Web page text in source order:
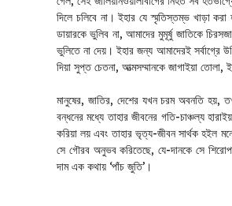
দিলে চলিবে না। ইহার যে স্মৃতিস্তম্ভ খাড়া
ডায়ারকে ভুলিব না, আমাদের মুমূর্ষু জাতিকে
ভুলিতে না দেয়। ইহার জন্য আমাদেরই
দিয়া সুপ্ত চেতনা, আত্মসম্মানকে জাগাইয়া তোলা,
মানুষের, জাতির, দেশের যখন চরম অবনতি হয়,
বন্ধনের মধ্যে তাহার জীবনের গতি-চাঞ্চল্য
করিয়া লয় এবং তাহার ভৃত্য-জীবন সার্থক হইল
সে গৌরব অনুভব করিতেছে, যে-দানকে সে
দাম এক কথায় ‘পাঁচ জুতি’।